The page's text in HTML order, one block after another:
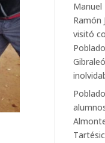
Manuel
Ramón
visitó